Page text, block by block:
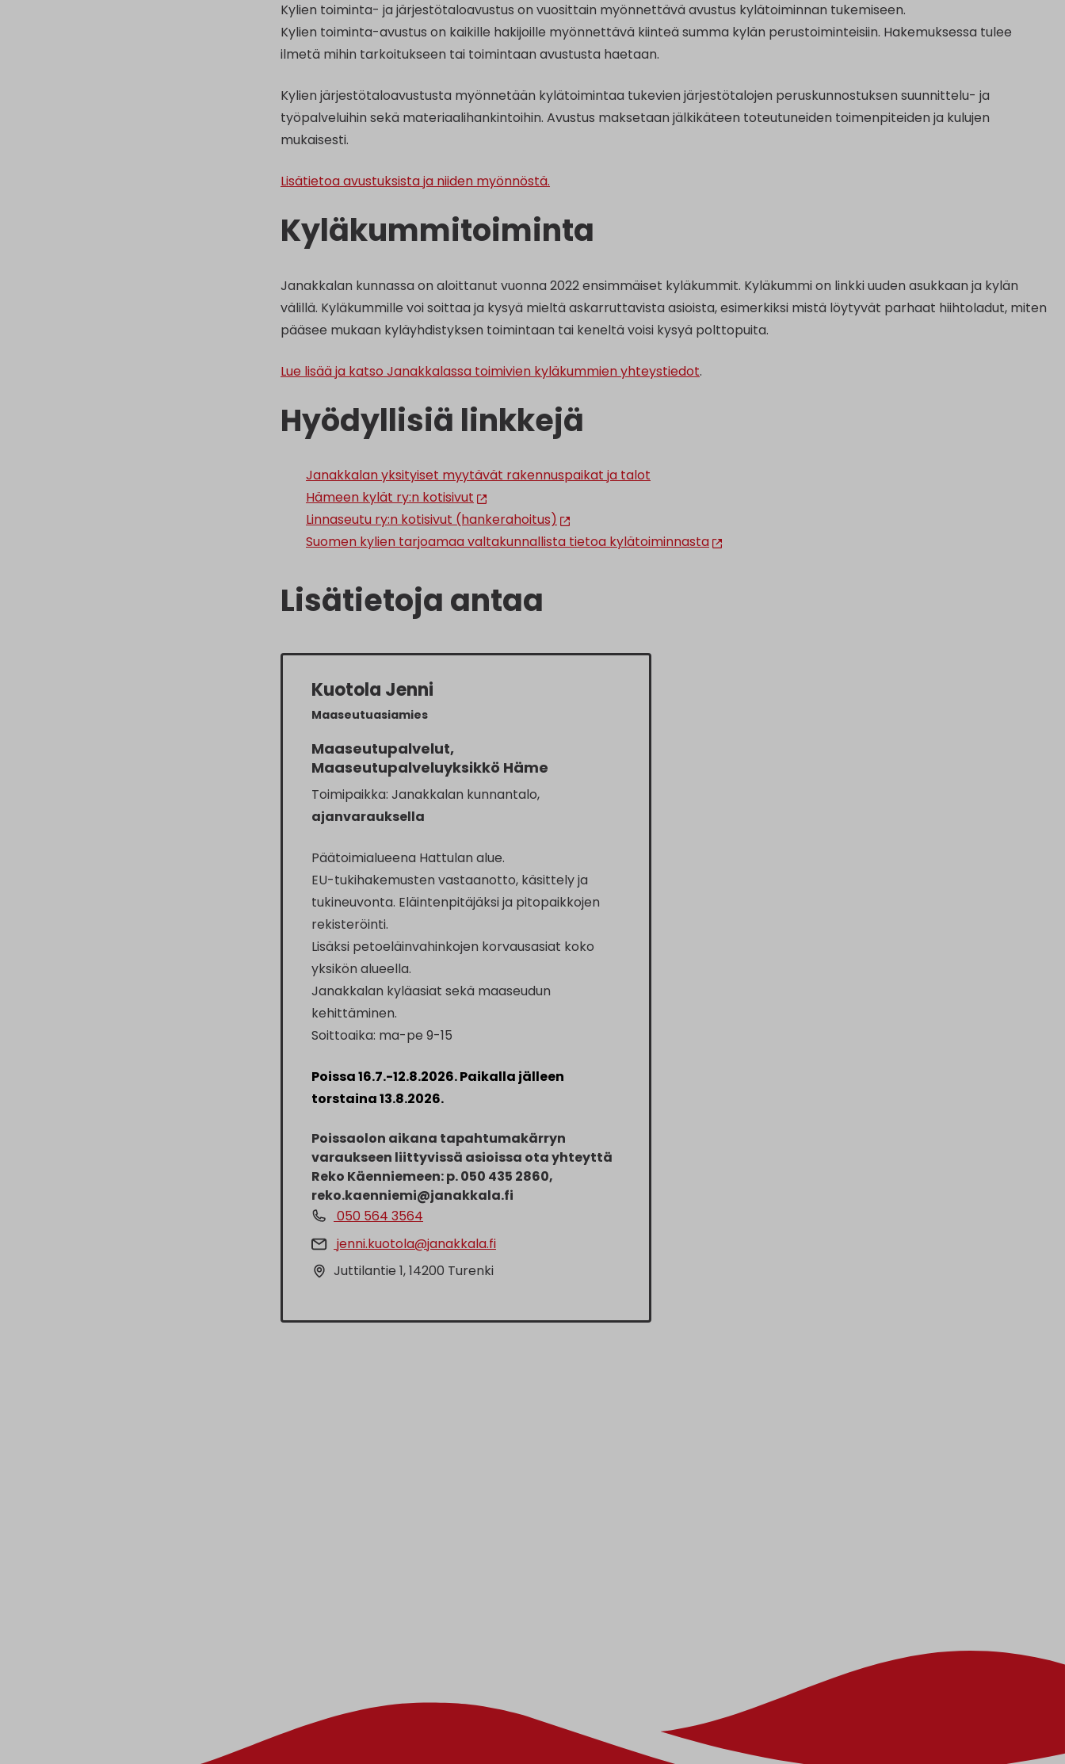
Kylien toiminta- ja järjestötaloavustus on vuosittain myönnettävä avustus kylätoiminnan tukemiseen.
Kylien toiminta-avustus on kaikille hakijoille myönnettävä kiinteä summa kylän perustoiminteisiin. Hakemuksessa tulee
ilmetä mihin tarkoitukseen tai toimintaan avustusta haetaan.
Kylien järjestötaloavustusta myönnetään kylätoimintaa tukevien järjestötalojen peruskunnostuksen suunnittelu- ja
työpalveluihin sekä materiaalihankintoihin. Avustus maksetaan jälkikäteen toteutuneiden toimenpiteiden ja kulujen
mukaisesti.
Lisätietoa avustuksista ja niiden myönnöstä.
Kyläkummitoiminta
Janakkalan kunnassa on aloittanut vuonna 2022 ensimmäiset kyläkummit. Kyläkummi on linkki uuden asukkaan ja kylän
välillä. Kyläkummille voi soittaa ja kysyä mieltä askarruttavista asioista, esimerkiksi mistä löytyvät parhaat hiihtoladut, miten
pääsee mukaan kyläyhdistyksen toimintaan tai keneltä voisi kysyä polttopuita.
Lue lisää ja katso Janakkalassa toimivien kyläkummien yhteystiedot.
Hyödyllisiä linkkejä
Janakkalan yksityiset myytävät rakennuspaikat ja talot
Hämeen kylät ry:n kotisivut
Linnaseutu ry:n kotisivut (hankerahoitus)
Suomen kylien tarjoamaa valtakunnallista tietoa kylätoiminnasta
Lisätietoja antaa
Kuotola Jenni
Maaseutuasiamies
Maaseutupalvelut,
Maaseutupalveluyksikkö Häme
Toimipaikka: Janakkalan kunnantalo,
ajanvarauksella
Päätoimialueena Hattulan alue.
EU-tukihakemusten vastaanotto, käsittely ja
tukineuvonta. Eläintenpitäjäksi ja pitopaikkojen
rekisteröinti.
Lisäksi petoeläinvahinkojen korvausasiat koko
yksikön alueella.
Janakkalan kyläasiat sekä maaseudun
kehittäminen.
Soittoaika: ma-pe 9-15
Poissa 16.7.-12.8.2026. Paikalla jälleen
torstaina 13.8.2026.
Poissaolon aikana tapahtumakärryn
varaukseen liittyvissä asioissa ota yhteyttä
Reko Käenniemeen: p. 050 435 2860,
reko.kaenniemi@janakkala.fi
050 564 3564
jenni.kuotola@janakkala.fi
Juttilantie 1, 14200 Turenki